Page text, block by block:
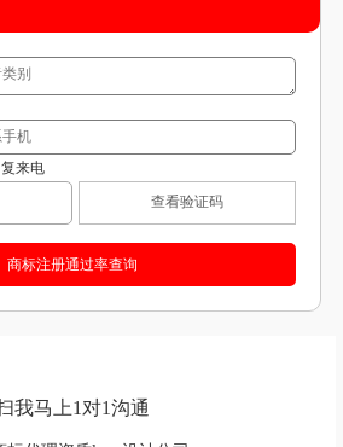
来电
查看验证码
我马上1对1沟通